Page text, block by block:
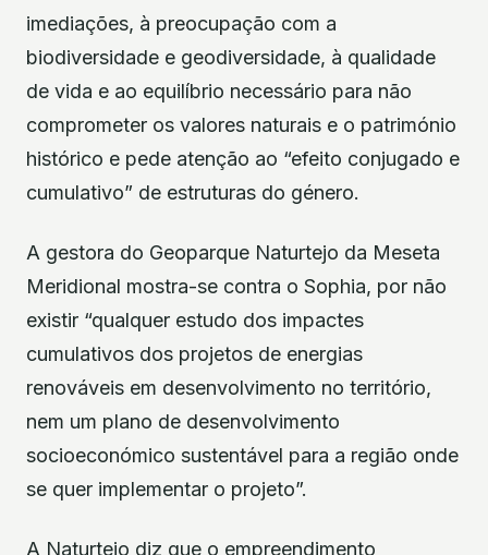
imediações, à preocupação com a
biodiversidade e geodiversidade, à qualidade
de vida e ao equilíbrio necessário para não
comprometer os valores naturais e o património
histórico e pede atenção ao “efeito conjugado e
cumulativo” de estruturas do género.
A gestora do Geoparque Naturtejo da Meseta
Meridional mostra-se contra o Sophia, por não
existir “qualquer estudo dos impactes
cumulativos dos projetos de energias
renováveis em desenvolvimento no território,
nem um plano de desenvolvimento
socioeconómico sustentável para a região onde
se quer implementar o projeto”.
A Naturtejo diz que o empreendimento